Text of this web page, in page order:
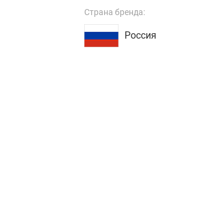
Страна бренда:
Россия